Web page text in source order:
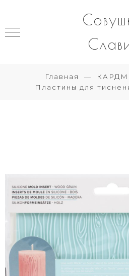
Главная
Пластины для